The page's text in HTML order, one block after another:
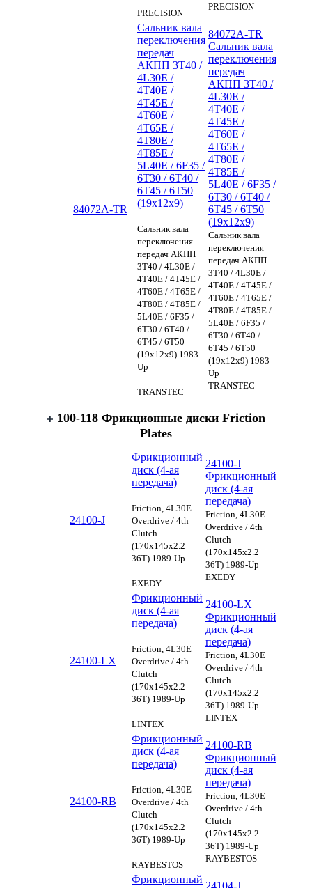
PRECISION
PRECISION
84072A-TR
Сальник вала
переключения
передач
АКПП 3T40 /
4L30E /
4T40E /
4T45E /
4T60E /
4T65E /
4T80E /
4T85E /
5L40E / 6F35 /
6T30 / 6T40 /
6T45 / 6T50
(19x12x9)
Сальник вала
переключения
передач АКПП
3T40 / 4L30E /
4T40E / 4T45E /
4T60E / 4T65E /
4T80E / 4T85E /
5L40E / 6F35 /
6T30 / 6T40 /
6T45 / 6T50
(19x12x9) 1983-
Up
TRANSTEC
84072A-TR
Сальник вала
переключения
передач
АКПП 3T40 /
4L30E /
4T40E /
4T45E /
4T60E /
4T65E /
4T80E /
4T85E /
5L40E / 6F35 /
6T30 / 6T40 /
6T45 / 6T50
(19x12x9)
Сальник вала
переключения
передач АКПП
3T40 / 4L30E /
4T40E / 4T45E /
4T60E / 4T65E /
4T80E / 4T85E /
5L40E / 6F35 /
6T30 / 6T40 /
6T45 / 6T50
(19x12x9) 1983-
Up
TRANSTEC
100-118 Фрикционные диски Friction
Plates
24100-J
Фрикционный
диск (4-ая
передача)
Friction, 4L30E
Overdrive / 4th
Clutch
(170x145x2.2
36T) 1989-Up
EXEDY
24100-J
Фрикционный
диск (4-ая
передача)
Friction, 4L30E
Overdrive / 4th
Clutch
(170x145x2.2
36T) 1989-Up
EXEDY
24100-LX
Фрикционный
диск (4-ая
передача)
Friction, 4L30E
Overdrive / 4th
Clutch
(170x145x2.2
36T) 1989-Up
LINTEX
24100-LX
Фрикционный
диск (4-ая
передача)
Friction, 4L30E
Overdrive / 4th
Clutch
(170x145x2.2
36T) 1989-Up
LINTEX
24100-RB
Фрикционный
диск (4-ая
передача)
Friction, 4L30E
Overdrive / 4th
Clutch
(170x145x2.2
36T) 1989-Up
RAYBESTOS
24100-RB
Фрикционный
диск (4-ая
передача)
Friction, 4L30E
Overdrive / 4th
Clutch
(170x145x2.2
36T) 1989-Up
RAYBESTOS
Фрикционный
24104-J